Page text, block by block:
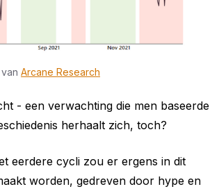
Arcane Research
- een verwachting die men baseerde
herhaalt zich, toch?
eerdere cycli zou er ergens in dit
worden, gedreven door hype en